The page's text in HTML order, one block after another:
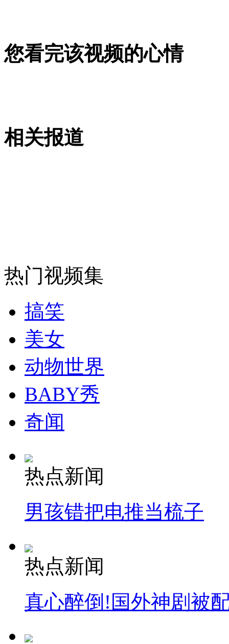
山西运城恶犬咬伤多人 警民合力深夜将其击毙
无痛分娩是否安全 医生回应
安徽一实载49人客车翻车
走！跟着总书记去植树
消防员救轻生者 花炮节热闹非凡
纽约上演“枕头大战”
司机酒驾遇交警 急速倒车逃窜
您看完该视频的心情
相关报道
热门视频集
搞笑
美女
动物世界
BABY秀
奇闻
热点新闻
男孩错把电推当梳子
热点新闻
真心醉倒!国外神剧被